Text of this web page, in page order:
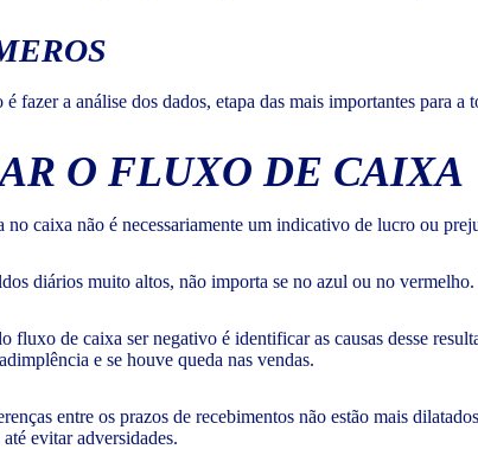
fazer a análise dos dados, etapa das mais importantes para a
O FLUXO DE CAIXA
no caixa não é necessariamente um indicativo de lucro ou
diários muito altos, não importa se no azul ou no
de caixa ser negativo é identificar as causas desse
e se houve queda nas vendas.
entre os prazos de recebimentos não estão mais
evitar adversidades.